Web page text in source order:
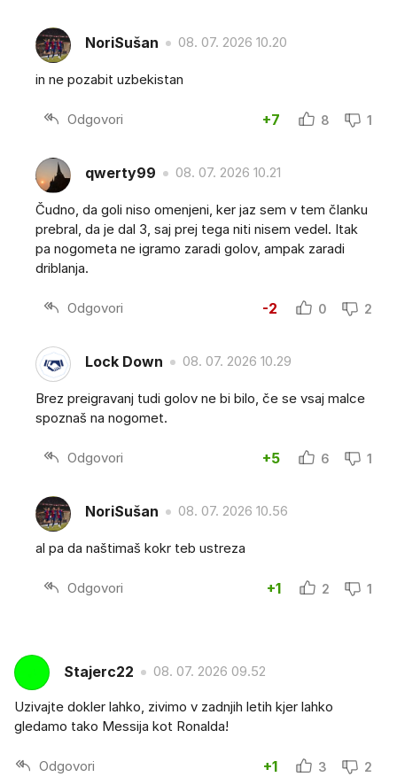
NoriSušan 08. 07. 2026 10.20
in ne pozabit uzbekistan
Odgovori +7 8 1
qwerty99 08. 07. 2026 10.21
Čudno, da goli niso omenjeni, ker jaz sem v tem članku
prebral, da je dal 3, saj prej tega niti nisem vedel. Itak
pa nogometa ne igramo zaradi golov, ampak zaradi
driblanja.
Odgovori -2 0 2
Lock Down 08. 07. 2026 10.29
Brez preigravanj tudi golov ne bi bilo, če se vsaj malce
spoznaš na nogomet.
Odgovori +5 6 1
NoriSušan 08. 07. 2026 10.56
al pa da naštimaš kokr teb ustreza
Odgovori +1 2 1
Stajerc22 08. 07. 2026 09.52
Uzivajte dokler lahko, zivimo v zadnjih letih kjer lahko
gledamo tako Messija kot Ronalda!
Odgovori +1 3 2